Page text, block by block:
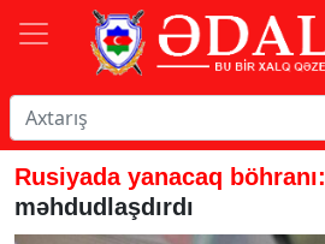
Rusiyada yanacaq böhranı:
məhdudlaşdırdı